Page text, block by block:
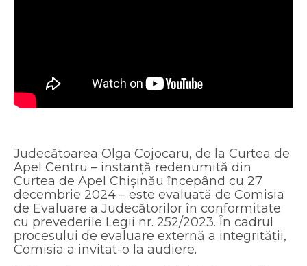
Judecătoarea Olga Cojocaru, de la Curtea de
Apel Centru – instanță redenumită din
Curtea de Apel Chișinău începând cu 27
decembrie 2024 – este evaluată de Comisia
de Evaluare a Judecătorilor în conformitate
cu prevederile Legii nr. 252/2023. În cadrul
procesului de evaluare externă a integrității,
Comisia a invitat-o la audiere.